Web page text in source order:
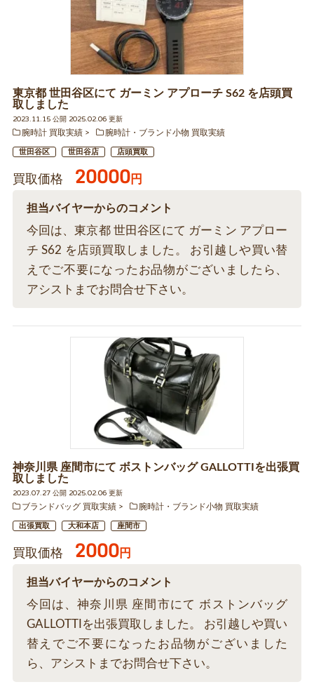
東京都 世田谷区にて ガーミン アプローチ S62 を店頭買
取しました
2023.11.15 公開 2025.02.06 更新
腕時計 買取実績
腕時計・ブランド小物 買取実績
世田谷区 世田谷店 店頭買取
買取価格 20000円
担当バイヤーからのコメント
今回は、東京都 世田谷区にて ガーミン アプロー
チ S62 を店頭買取しました。 お引越しや買い替
えでご不要になったお品物がございましたら、
アシストまでお問合せ下さい。
神奈川県 座間市にて ボストンバッグ GALLOTTIを出張買
取しました
2023.07.27 公開 2025.02.06 更新
ブランドバッグ 買取実績
腕時計・ブランド小物 買取実績
出張買取 大和本店 座間市
買取価格 2000円
担当バイヤーからのコメント
今回は、神奈川県 座間市にて ボストンバッグ
GALLOTTIを出張買取しました。 お引越しや買い
替えでご不要になったお品物がございました
ら、アシストまでお問合せ下さい。